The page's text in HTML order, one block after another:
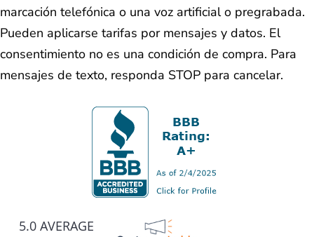
marcación telefónica o una voz artificial o pregrabada.
Pueden aplicarse tarifas por mensajes y datos. El
consentimiento no es una condición de compra. Para
mensajes de texto, responda STOP para cancelar.
5.0 AVERAGE